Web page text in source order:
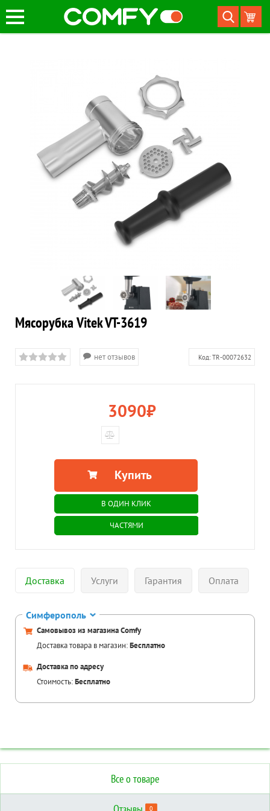
Мясорубка Vitek VT-3619
нет отзывов Код: TR-00072632
3090₽
Купить
В ОДИН КЛИК
ЧАСТЯМИ
Доставка Услуги Гарантия Оплата
Симферополь
Самовывоз из магазина Comfy
Доставка товара в магазин:Бесплатно
Доставка по адресу
Стоимость:Бесплатно
Все о товаре
0